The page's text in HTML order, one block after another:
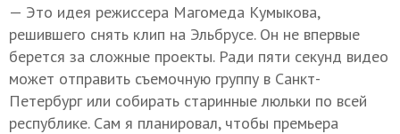
— Это идея режиссера Магомеда Кумыкова,
решившего снять клип на Эльбрусе. Он не впервые
берется за сложные проекты. Ради пяти секунд видео
может отправить съемочную группу в Санкт-
Петербург или собирать старинные люльки по всей
республике. Сам я планировал, чтобы премьера